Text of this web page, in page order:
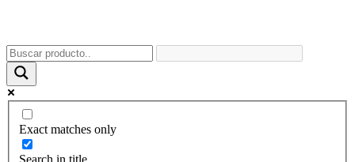
Exact matches only
Search in title